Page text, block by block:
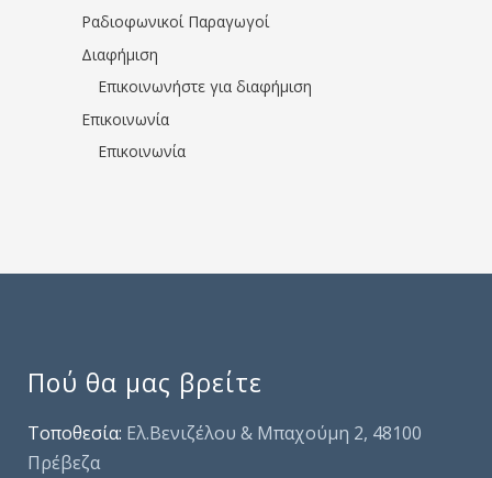
Ραδιοφωνικοί Παραγωγοί
Διαφήμιση
Επικοινωνήστε για διαφήμιση
Επικοινωνία
Επικοινωνία
Πού θα μας βρείτε
Τοποθεσία: Ελ.Βενιζέλου & Μπαχούμη 2, 48100
Πρέβεζα